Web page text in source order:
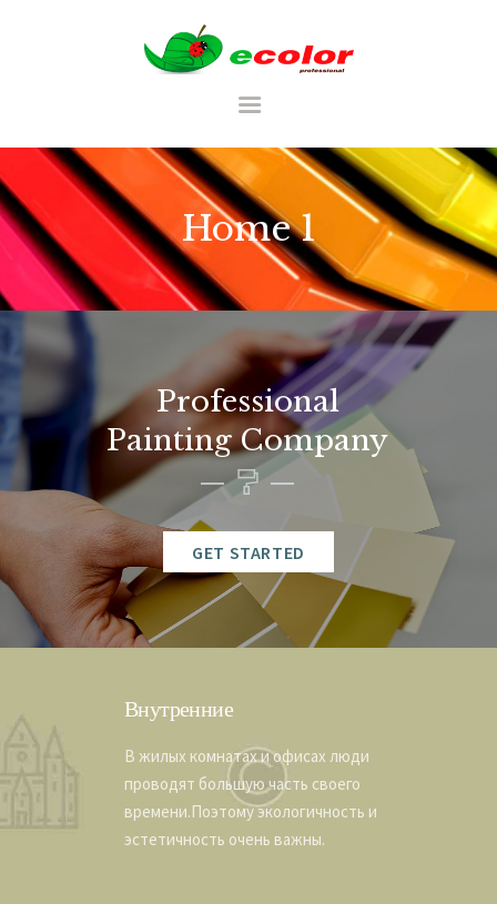
Home 1
ГЛАВНАЯ
CATALOG
ТАБЛИЦА ЦВЕТОВ
PORTFOLIU
Professional
Painting Company
GET STARTED
Внутренние
В жилых комнатах и офисах люди
проводят большую часть своего
времени.Поэтому экологичность и
эстетичность очень важны.